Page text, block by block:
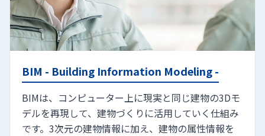
BIM - Building Information Modeling -
BIMは、コンピューター上に現実と同じ建物の3Dモ
デルを再現して、建物づくりに活用していく仕組み
です。3次元の建物情報に加え、建物の属性情報を